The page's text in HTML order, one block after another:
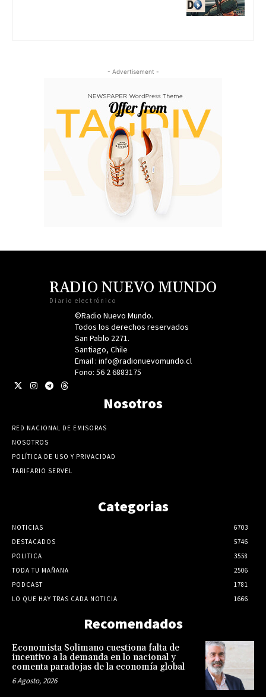
- Advertisement -
RADIO NUEVO MUNDO
Diario electrónico
©Radio Nuevo Mundo.
Todos los derechos reservados
San Pablo 2271.
Santiago, Chile
Email : info@radionuevomundo.cl
Fono: 56 2 6883175
Nosotros
RED NACIONAL DE EMISORAS
NOSOTROS
POLÍTICA DE USO Y PRIVACIDAD
TARIFARIO SERVEL
Categorias
NOTICIAS
6703
DESTACADOS
5746
POLITICA
3558
TODA TU MAÑANA
2506
PODCAST
1781
LO QUE HAY TRAS CADA NOTICIA
1666
Recomendados
Economista Solimano cuestiona falta de
incentivo a la demanda en lo nacional y
comenta paradojas de la economía global
6 Agosto, 2026